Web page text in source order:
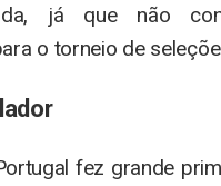
já que não
o torneio de
fez grande